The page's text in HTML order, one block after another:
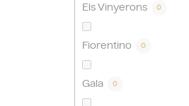
Els Vinyerons 0
Fiorentino 0
Gala 0